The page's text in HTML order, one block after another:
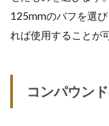
125mmのバフを選
れば使用することが
コンパウン